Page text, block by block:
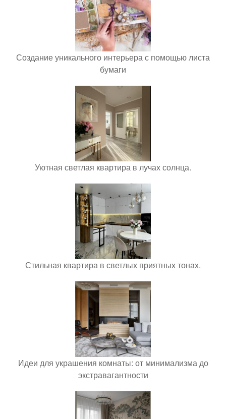
Создание уникального интерьера с помощью листа
бумаги
Уютная светлая квартира в лучах солнца.
Стильная квартира в светлых приятных тонах.
Идеи для украшения комнаты: от минимализма до
экстравагантности